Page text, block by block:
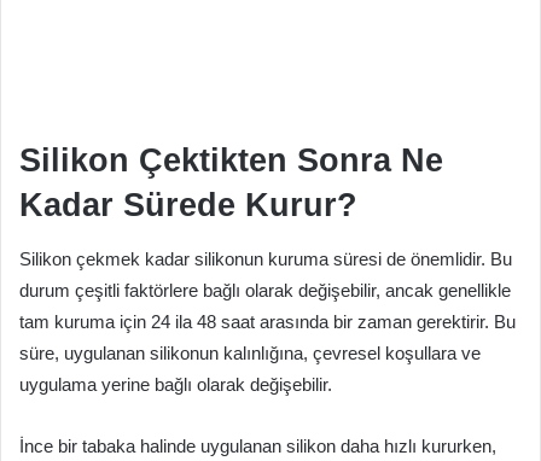
Silikon Çektikten Sonra Ne
Kadar Sürede Kurur?
Silikon çekmek kadar silikonun kuruma süresi de önemlidir. Bu
durum çeşitli faktörlere bağlı olarak değişebilir, ancak genellikle
tam kuruma için 24 ila 48 saat arasında bir zaman gerektirir. Bu
süre, uygulanan silikonun kalınlığına, çevresel koşullara ve
uygulama yerine bağlı olarak değişebilir.
İnce bir tabaka halinde uygulanan silikon daha hızlı kururken,